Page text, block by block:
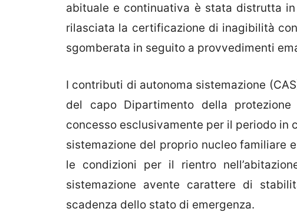
abituale e continuativa è stata distrutta
rilasciata la certificazione di inagibilità
sgomberata in seguito a provvedimenti
I contributi di autonoma sistemazione
del capo Dipartimento della
concesso esclusivamente per il periodo in
sistemazione del proprio nucleo familiare
le condizioni per il rientro
sistemazione avente carattere di
scadenza dello stato di emergenza.